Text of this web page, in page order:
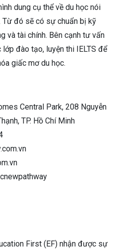
dung cụ thể về du học nói
Từ đó sẽ có sự chuẩn bị kỹ
và tài chính. Bên cạnh tư vấn
đào tạo, luyện thi IELTS để
giấc mơ du học.
Central Park, 208 Nguyễn
TP. Hồ Chí Minh
First (EF) nhận được sự